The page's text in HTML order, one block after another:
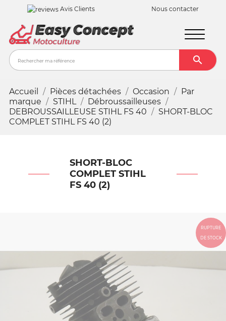
Avis Clients Nous contacter

Accueil Pièces détachées Occasion
Par
marque
STIHL
Débroussailleuses
DEBROUSSAILLEUSE STIHL FS 40
SHORT-BLOC
COMPLET STIHL FS 40 (2)
SHORT-BLOC
COMPLET STIHL
FS 40 (2)
RUPTURE
DE STOCK